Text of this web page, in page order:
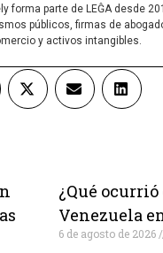
forma parte de LEĜA desde
públicos, firmas de
y activos intangibles.
¿Qué
Venezuela
6 de agosto de 2026